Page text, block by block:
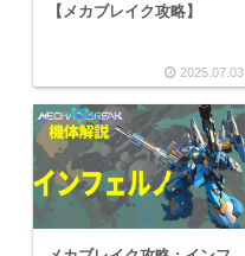
【メカブレイク攻略】
2025.07.03